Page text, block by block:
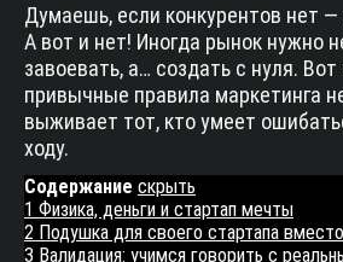
Думаешь, если конкурентов нет —
А вот и нет! Иногда рынок нужно
завоевать, а… создать с нуля.
привычные правила маркетинга
выживает тот, кто умеет
ходу.
Содержание скрыть
1 Физика, деньги и стартап мечты
2 Подушка для своего стартапа
3 Валидация: учимся говорить с